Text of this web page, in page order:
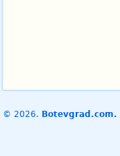
© 2026. Botevgrad.com.